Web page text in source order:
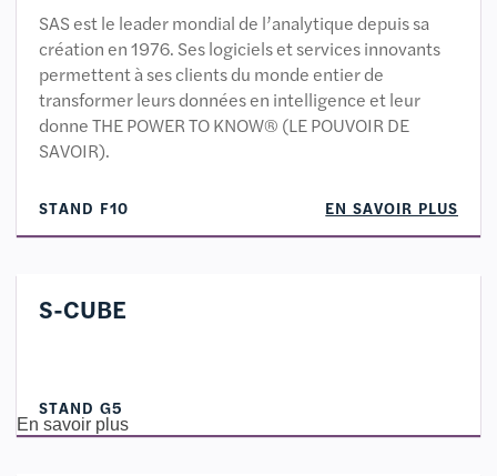
SAS est le leader mondial de l’analytique depuis sa
création en 1976. Ses logiciels et services innovants
permettent à ses clients du monde entier de
transformer leurs données en intelligence et leur
donne THE POWER TO KNOW® (LE POUVOIR DE
SAVOIR).
STAND F10 EN SAVOIR PLUS
S-CUBE
STAND G5
En savoir plus